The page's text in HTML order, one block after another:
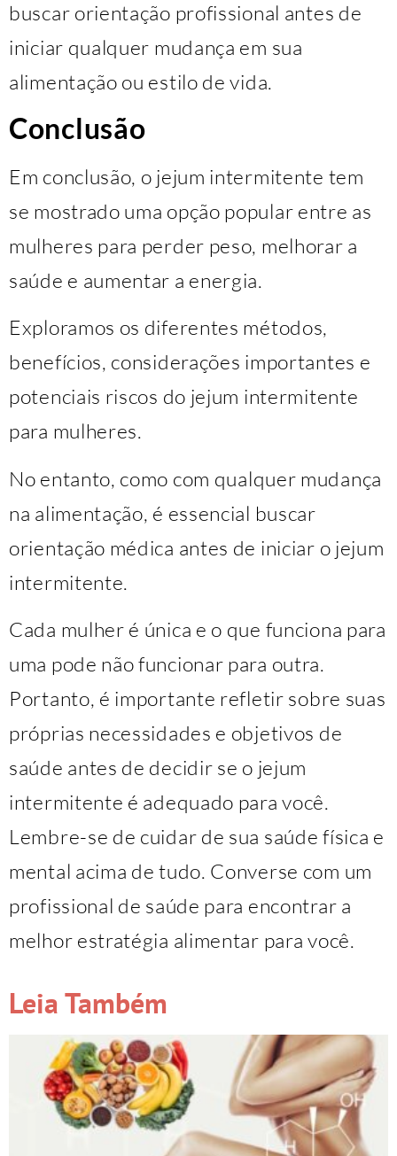
buscar orientação profissional antes de
iniciar qualquer mudança em sua
alimentação ou estilo de vida.
Conclusão
Em conclusão, o jejum intermitente tem
se mostrado uma opção popular entre as
mulheres para perder peso, melhorar a
saúde e aumentar a energia.
Exploramos os diferentes métodos,
benefícios, considerações importantes e
potenciais riscos do jejum intermitente
para mulheres.
No entanto, como com qualquer mudança
na alimentação, é essencial buscar
orientação médica antes de iniciar o jejum
intermitente.
Cada mulher é única e o que funciona para
uma pode não funcionar para outra.
Portanto, é importante refletir sobre suas
próprias necessidades e objetivos de
saúde antes de decidir se o jejum
intermitente é adequado para você.
Lembre-se de cuidar de sua saúde física e
mental acima de tudo. Converse com um
profissional de saúde para encontrar a
melhor estratégia alimentar para você.
Leia Também